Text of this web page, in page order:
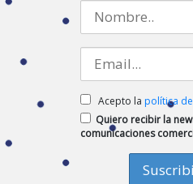
Acepto la política
Quiero recibir la
comunicaciones